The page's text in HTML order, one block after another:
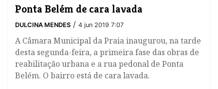
Ponta Belém de cara lavada
DULCINA MENDES / 4 jun 2019 7:07
A Câmara Municipal da Praia inaugurou, na tarde
desta segunda-feira, a primeira fase das obras de
reabilitação urbana e a rua pedonal de Ponta
Belém. O bairro está de cara lavada.